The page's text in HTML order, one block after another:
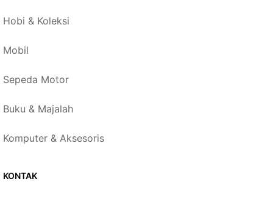
Hobi & Koleksi
Mobil
Sepeda Motor
Buku & Majalah
Komputer & Aksesoris
KONTAK